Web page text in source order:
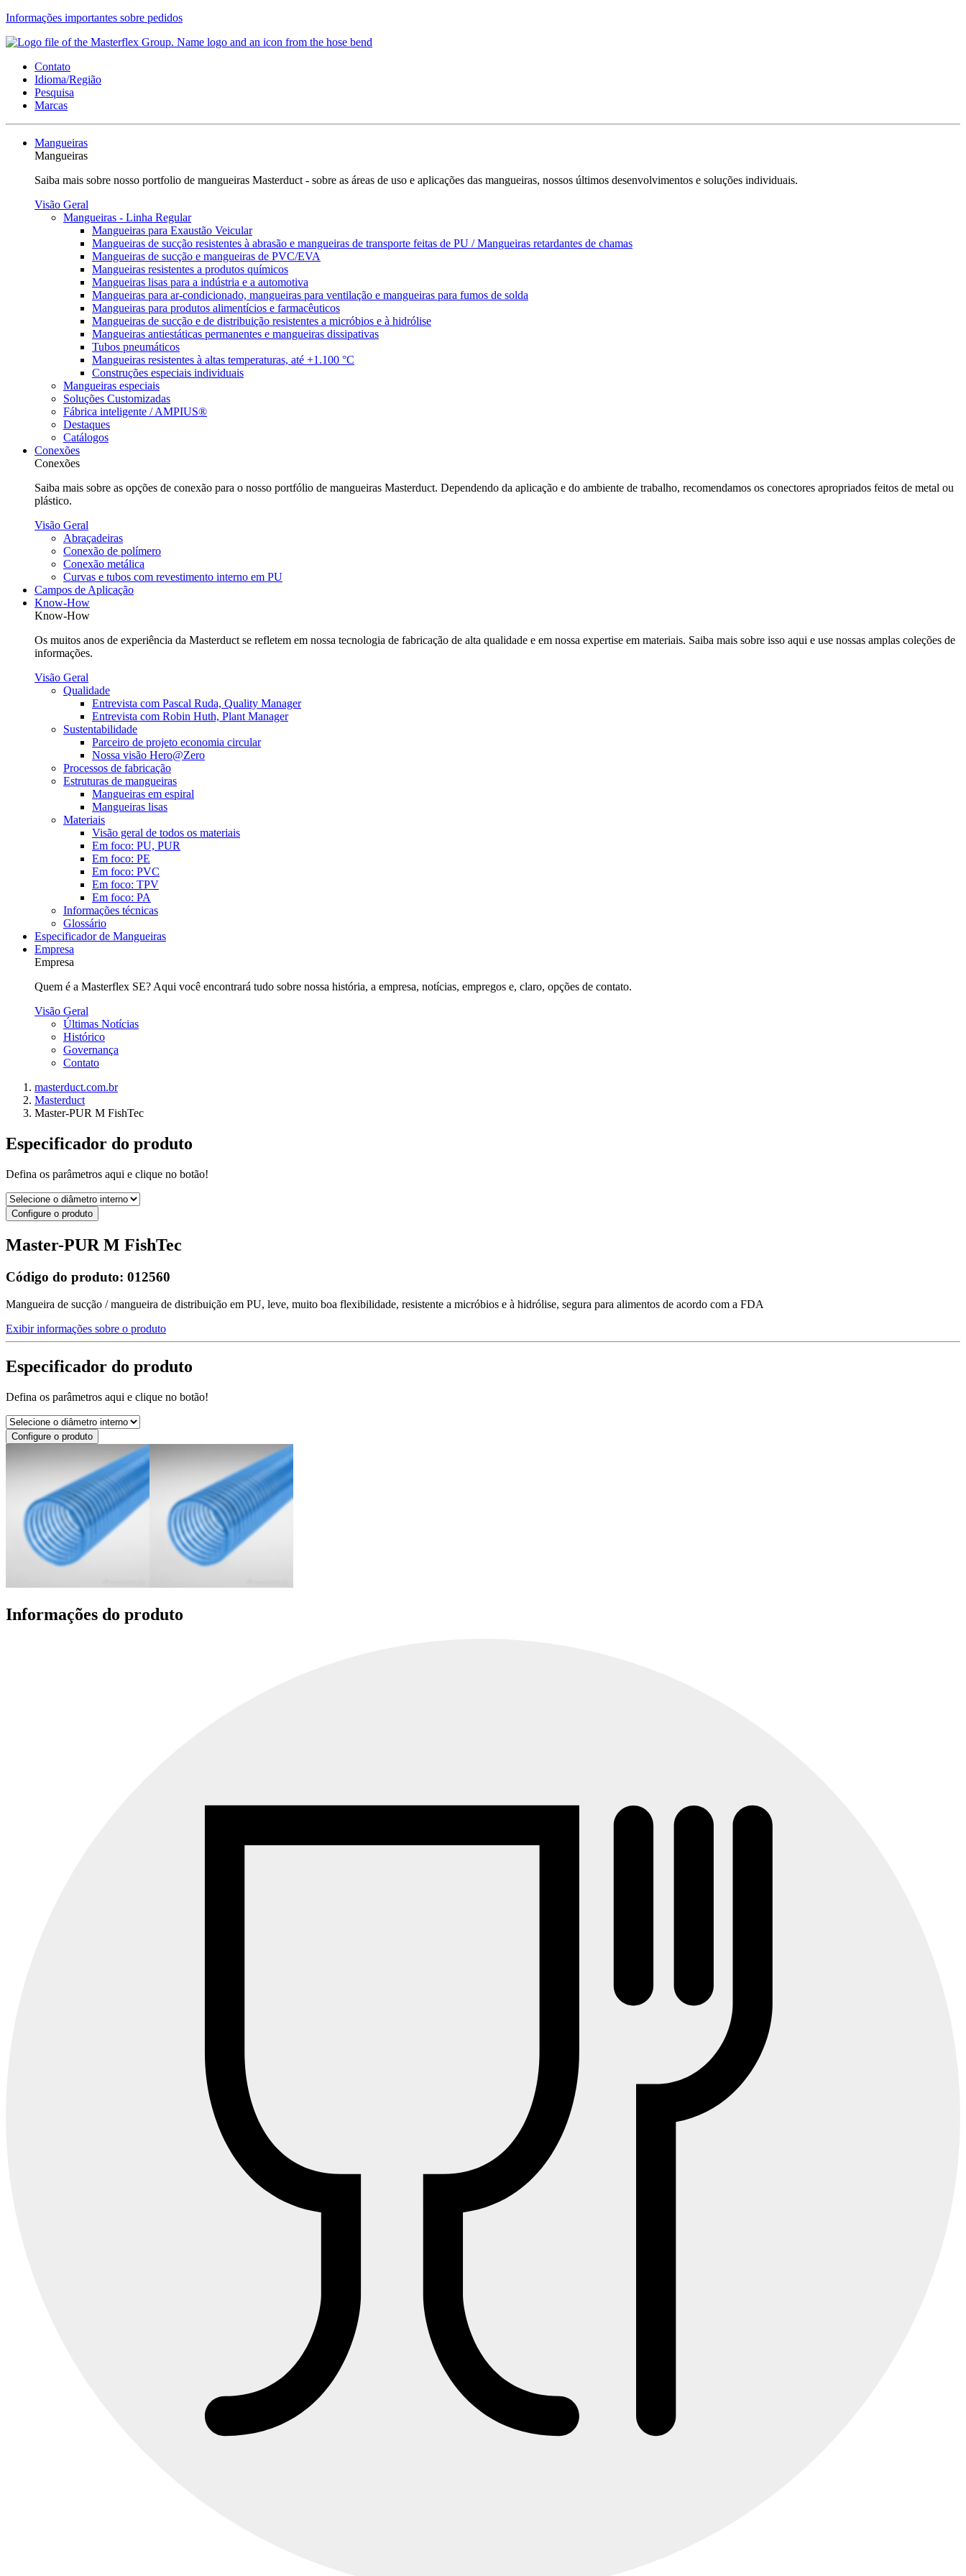
Informações importantes sobre pedidos
Contato
Idioma/Região
Pesquisa
Marcas
Mangueiras
Mangueiras
Saiba mais sobre nosso portfolio de mangueiras Masterduct - sobre as áreas de uso e aplicações das mangueiras, nossos últimos desenvolvimentos e soluções individuais.
Visão Geral
Mangueiras - Linha Regular
Mangueiras para Exaustão Veicular
Mangueiras de sucção resistentes à abrasão e mangueiras de transporte feitas de PU / Mangueiras retardantes de chamas
Mangueiras de sucção e mangueiras de PVC/EVA
Mangueiras resistentes a produtos químicos
Mangueiras lisas para a indústria e a automotiva
Mangueiras para ar-condicionado, mangueiras para ventilação e mangueiras para fumos de solda
Mangueiras para produtos alimentícios e farmacêuticos
Mangueiras de sucção e de distribuição resistentes a micróbios e à hidrólise
Mangueiras antiestáticas permanentes e mangueiras dissipativas
Tubos pneumáticos
Mangueiras resistentes à altas temperaturas, até +1.100 °C
Construções especiais individuais
Mangueiras especiais
Soluções Customizadas
Fábrica inteligente / AMPIUS®
Destaques
Catálogos
Conexões
Conexões
Saiba mais sobre as opções de conexão para o nosso portfólio de mangueiras Masterduct. Dependendo da aplicação e do ambiente de trabalho, recomendamos os conectores apropriados feitos de metal ou
plástico.
Visão Geral
Abraçadeiras
Conexão de polímero
Conexão metálica
Curvas e tubos com revestimento interno em PU
Campos de Aplicação
Know-How
Know-How
Os muitos anos de experiência da Masterduct se refletem em nossa tecnologia de fabricação de alta qualidade e em nossa expertise em materiais. Saiba mais sobre isso aqui e use nossas amplas coleções de
informações.
Visão Geral
Qualidade
Entrevista com Pascal Ruda, Quality Manager
Entrevista com Robin Huth, Plant Manager
Sustentabilidade
Parceiro de projeto economia circular
Nossa visão Hero@Zero
Processos de fabricação
Estruturas de mangueiras
Mangueiras em espiral
Mangueiras lisas
Materiais
Visão geral de todos os materiais
Em foco: PU, PUR
Em foco: PE
Em foco: PVC
Em foco: TPV
Em foco: PA
Informações técnicas
Glossário
Especificador de Mangueiras
Empresa
Empresa
Quem é a Masterflex SE? Aqui você encontrará tudo sobre nossa história, a empresa, notícias, empregos e, claro, opções de contato.
Visão Geral
Últimas Notícias
Histórico
Governança
Contato
masterduct.com.br
Masterduct
Master-PUR M FishTec
Especificador do produto
Defina os parâmetros aqui e clique no botão!
Configure o produto
Master-PUR M FishTec
Código do produto: 012560
Mangueira de sucção / mangueira de distribuição em PU, leve, muito boa flexibilidade, resistente a micróbios e à hidrólise, segura para alimentos de acordo com a FDA
Exibir informações sobre o produto
Especificador do produto
Defina os parâmetros aqui e clique no botão!
Configure o produto
Informações do produto